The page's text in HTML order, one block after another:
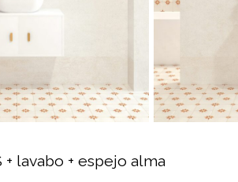
+ lavabo + espejo alma